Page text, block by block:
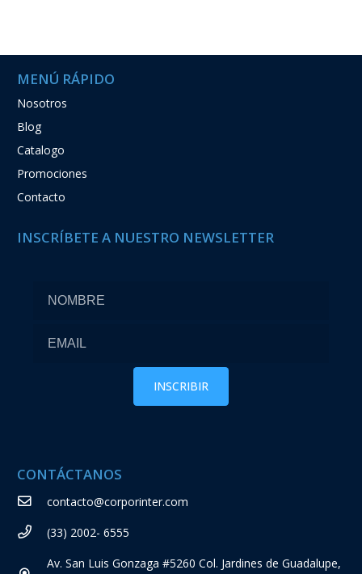
MENÚ RÁPIDO
Nosotros
Blog
Catalogo
Promociones
Contacto
INSCRÍBETE A NUESTRO NEWSLETTER
CONTÁCTANOS
contacto@corporinter.com
(33) 2002- 6555
Av. San Luis Gonzaga #5260 Col. Jardines de Guadalupe,